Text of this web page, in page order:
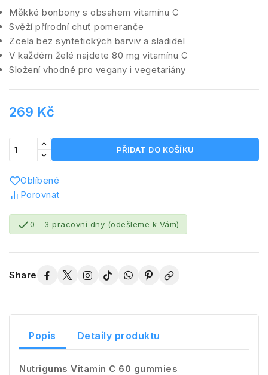
Měkké bonbony s obsahem vitamínu C
Svěží přírodní chuť pomeranče
Zcela bez syntetických barviv a sladidel
V každém želé najdete 80 mg vitamínu C
Složení vhodné pro vegany i vegetariány
269 Kč
PŘIDAT DO KOŠÍKU
Oblíbené
Porovnat
0 - 3 pracovní dny (odešleme k Vám)
Share
Popis Detaily produktu
Nutrigums Vitamin C 60 gummies